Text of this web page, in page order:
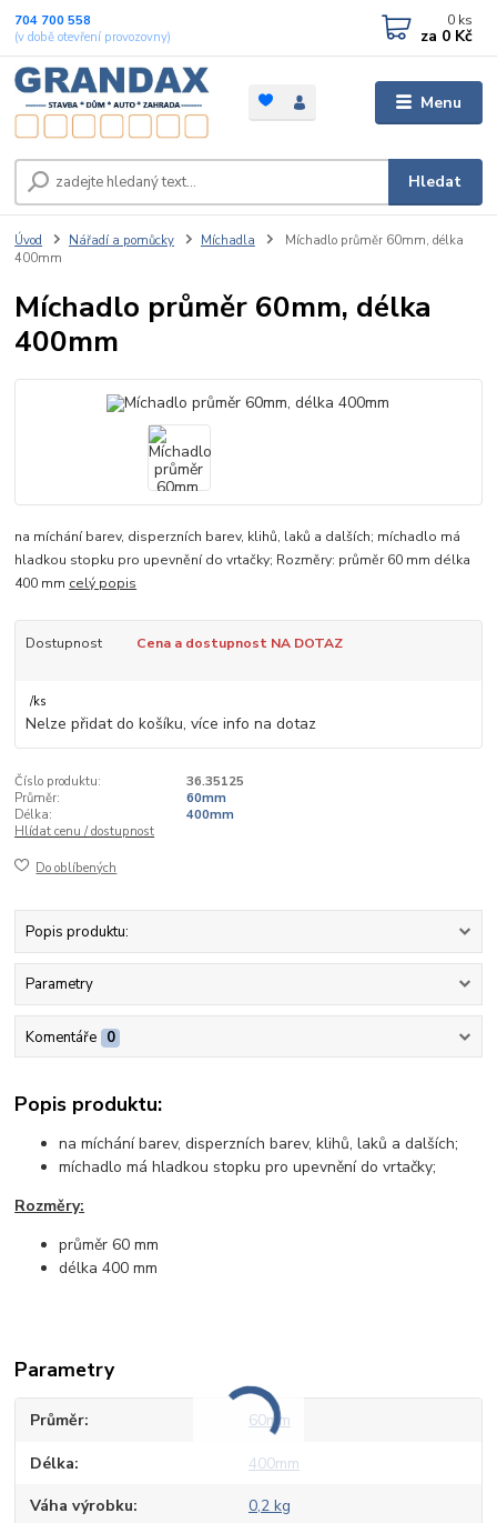
Menu
Hledat
704 700 558
(v době otevření provozovny)
0 ks
za 0 Kč
Úvod Nářadí a pomůcky Míchadla
Míchadlo průměr 60mm, délka
400mm
Míchadlo průměr 60mm, délka
400mm
na míchání barev, disperzních barev, klihů, laků a dalších; míchadlo má
hladkou stopku pro upevnění do vrtačky; Rozměry: průměr 60 mm délka
400 mm celý popis
Dostupnost Cena a dostupnost NA DOTAZ
/ks
Nelze přidat do košíku, více info na dotaz
Číslo produktu:
36.35125
Průměr:
60mm
Délka:
400mm
Hlídat cenu / dostupnost
Do oblíbených
Popis produktu:
Parametry
Komentáře 0
Popis produktu:
na míchání barev, disperzních barev, klihů, laků a dalších;
míchadlo má hladkou stopku pro upevnění do vrtačky;
Rozměry:
průměr 60 mm
délka 400 mm
Parametry
Průměr 60mm
Délka 400mm
Váha výrobku 0,2 kg